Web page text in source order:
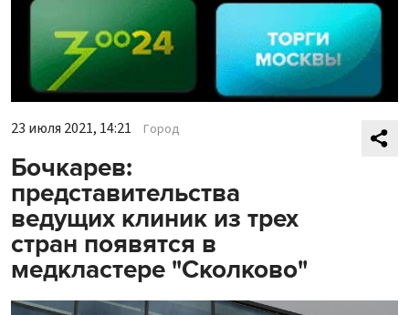
23 июля 2021, 14:21 Город
Бочкарев:
представительства
ведущих клиник из трех
стран появятся в
медкластере "Сколково"